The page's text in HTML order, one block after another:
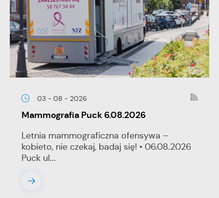
03 - 08 - 2026
Mammografia Puck 6.08.2026
Letnia mammograficzna ofensywa –
kobieto, nie czekaj, badaj się! • 06.08.2026
Puck ul...